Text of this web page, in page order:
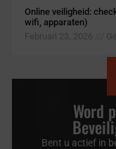
Online veiligheid:
wifi, apparaten)
Februari 23, 2026
Word
Bent u actief in